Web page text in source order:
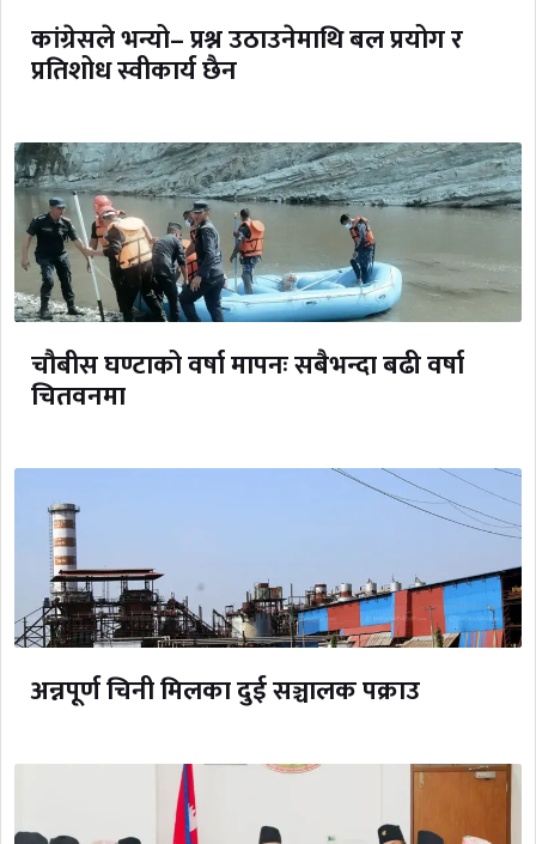
कांग्रेसले भन्यो– प्रश्न उठाउनेमाथि बल प्रयोग र
प्रतिशोध स्वीकार्य छैन
चौबीस घण्टाको वर्षा मापनः सबैभन्दा बढी वर्षा
चितवनमा
अन्नपूर्ण चिनी मिलका दुई सञ्चालक पक्राउ